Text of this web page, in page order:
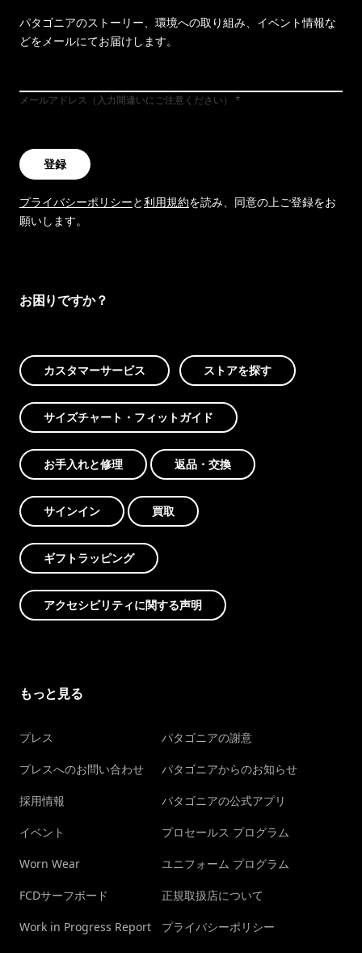
パタゴニアのストーリー、環境への取り組み、イベント情報な
どをメールにてお届けします。
メールアドレス（入力間違いにご注意ください）
登録
プライバシーポリシーと利用規約を読み、同意の上ご登録をお
願いします。
お困りですか？
カスタマーサービス ストアを探す
サイズチャート・フィットガイド
お手入れと修理 返品・交換
サインイン 買取
ギフトラッピング
アクセシビリティに関する声明
もっと見る
プレス
プレスへのお問い合わせ
採用情報
イベント
Worn Wear
FCDサーフボード
Work in Progress Report
パタゴニアの謝意
パタゴニアからのお知らせ
パタゴニアの公式アプリ
プロセールス プログラム
ユニフォーム プログラム
正規取扱店について
プライバシーポリシー